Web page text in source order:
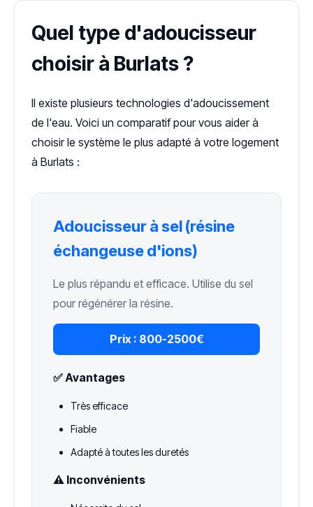
Quel type d'adoucisseur
choisir à Burlats ?
Il existe plusieurs technologies d'adoucissement
de l'eau. Voici un comparatif pour vous aider à
choisir le système le plus adapté à votre logement
à Burlats :
Adoucisseur à sel (résine
échangeuse d'ions)
Le plus répandu et efficace. Utilise du sel
pour régénérer la résine.
Prix : 800-2500€
✅ Avantages
Très efficace
Fiable
Adapté à toutes les duretés
⚠️ Inconvénients